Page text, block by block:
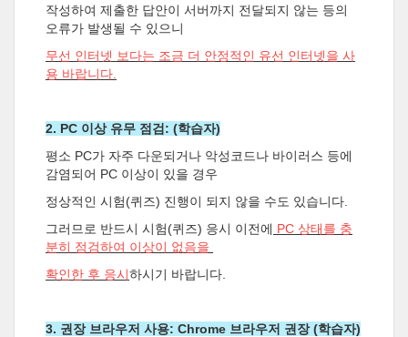
작성하여 제출한 답안이 서버까지 전달되지 않는 등의
오류가 발생될 수 있으니
무선 인터넷 보다는 조금 더 안정적인 유선 인터넷을 사
용 바랍니다.
2. PC 이상 유무 점검: (학습자)
평소 PC가 자주 다운되거나 악성코드나 바이러스 등에
감염되어 PC 이상이 있을 경우
정상적인 시험(퀴즈) 진행이 되지 않을 수도 있습니다.
그러므로 반드시 시험(퀴즈) 응시 이전에 PC 상태를 충
분히 점검하여 이상이 없음을
확인한 후 응시하시기 바랍니다.
3. 권장 브라우저 사용: Chrome 브라우저 권장 (학습자)